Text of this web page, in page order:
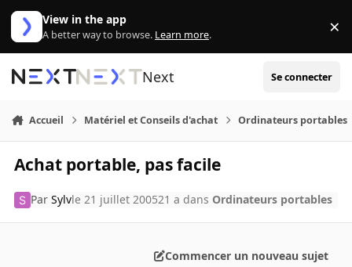
Aller au contenu
View in the app
A better way to browse. Learn more. ×
Next Se connecter
Accueil Matériel et Conseils d'achat Ordinateurs portables
Achat portable, pas facile
ParSylvle 21 juillet 200521 a dans Ordinateurs portables
Commencer un nouveau sujet